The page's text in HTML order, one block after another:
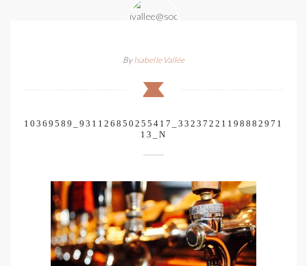
ByIsabelle Vallée
10369589_931126850255417_33237221198882971
13_N